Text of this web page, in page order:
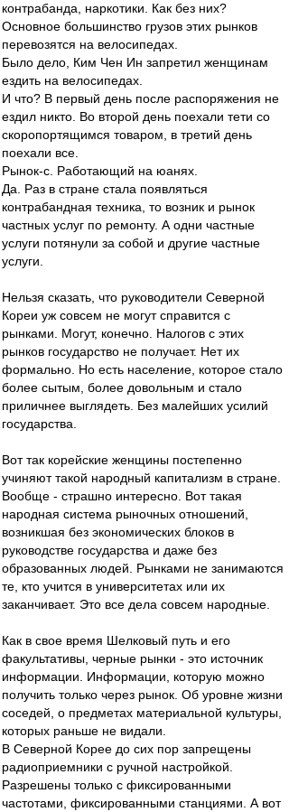
контрабанда, наркотики. Как без них?
Основное большинство грузов этих рынков
перевозятся на велосипедах.
Было дело, Ким Чен Ин запретил женщинам
ездить на велосипедах.
И что? В первый день после распоряжения не
ездил никто. Во второй день поехали тети со
скоропортящимся товаром, в третий день
поехали все.
Рынок-с. Работающий на юанях.
Да. Раз в стране стала появляться
контрабандная техника, то возник и рынок
частных услуг по ремонту. А одни частные
услуги потянули за собой и другие частные
услуги.
Нельзя сказать, что руководители Северной
Кореи уж совсем не могут справится с
рынками. Могут, конечно. Налогов с этих
рынков государство не получает. Нет их
формально. Но есть население, которое стало
более сытым, более довольным и стало
приличнее выглядеть. Без малейших усилий
государства.
Вот так корейские женщины постепенно
учиняют такой народный капитализм в стране.
Вообще - страшно интересно. Вот такая
народная система рыночных отношений,
возникшая без экономических блоков в
руководстве государства и даже без
образованных людей. Рынками не занимаются
те, кто учится в университетах или их
заканчивает. Это все дела совсем народные.
Как в свое время Шелковый путь и его
факультативы, черные рынки - это источник
информации. Информации, которую можно
получить только через рынок. Об уровне жизни
соседей, о предметах материальной культуры,
которых раньше не видали.
В Северной Корее до сих пор запрещены
радиоприемники с ручной настройкой.
Разрешены только с фиксированными
частотами, фиксированными станциями. А вот